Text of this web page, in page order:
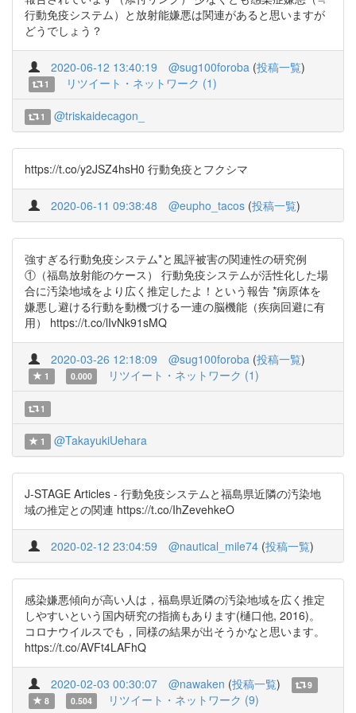
行動免疫システム）と放射能嫌悪は関連があると思いますが
どうでしょう？
2020-06-12 13:40:19 @sug100foroba (投稿一覧)
1 リツイート・ネットワーク (1)
1 @triskaidecagon_
https://t.co/y2JSZ4hsH0 行動免疫とフクシマ
2020-06-11 09:38:48 @eupho_tacos (投稿一覧)
強すぎる行動免疫システム*と風評被害の関連性の研究例
①（福島放射能のケース） 行動免疫システムが活性化した場
合に汚染地域をより広く推定したよ！という報告 *病原体を
嫌悪し避ける行動を動機づける一連の脳機能（疾病回避に有
用） https://t.co/lIvNk91sMQ
2020-03-26 12:18:09 @sug100foroba (投稿一覧)
1 0.000 リツイート・ネットワーク (1)
1
1 @TakayukiUehara
J-STAGE Articles - 行動免疫システムと福島県近隣の汚染地
域の推定との関連 https://t.co/IhZevehkeO
2020-02-12 23:04:59 @nautical_mile74 (投稿一覧)
感染嫌悪傾向が高い人は，福島県近隣の汚染地域を広く推定
しやすいという国内研究の指摘もあります(樋口他, 2016)。
コロナウイルスでも，同様の結果が出そうかなと思います。
https://t.co/AVFt4LAFhQ
2020-02-03 00:30:07 @nawaken (投稿一覧)
9
8
0.504 リツイート・ネットワーク (9)